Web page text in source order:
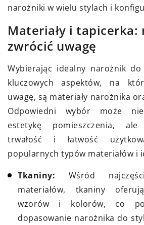
narożniki w wielu stylach i
Materiały i tapicerka:
zwrócić uwagę
Wybierając idealny narożnik
kluczowych aspektów, na
uwagę, są materiały narożnika
Odpowiedni wybór może
estetykę pomieszczenia,
trwałość i łatwość
popularnych typów materiałów i
Tkaniny: Wśród
materiałów, tkaniny
wzorów i kolorów, co
dopasowanie narożnika do